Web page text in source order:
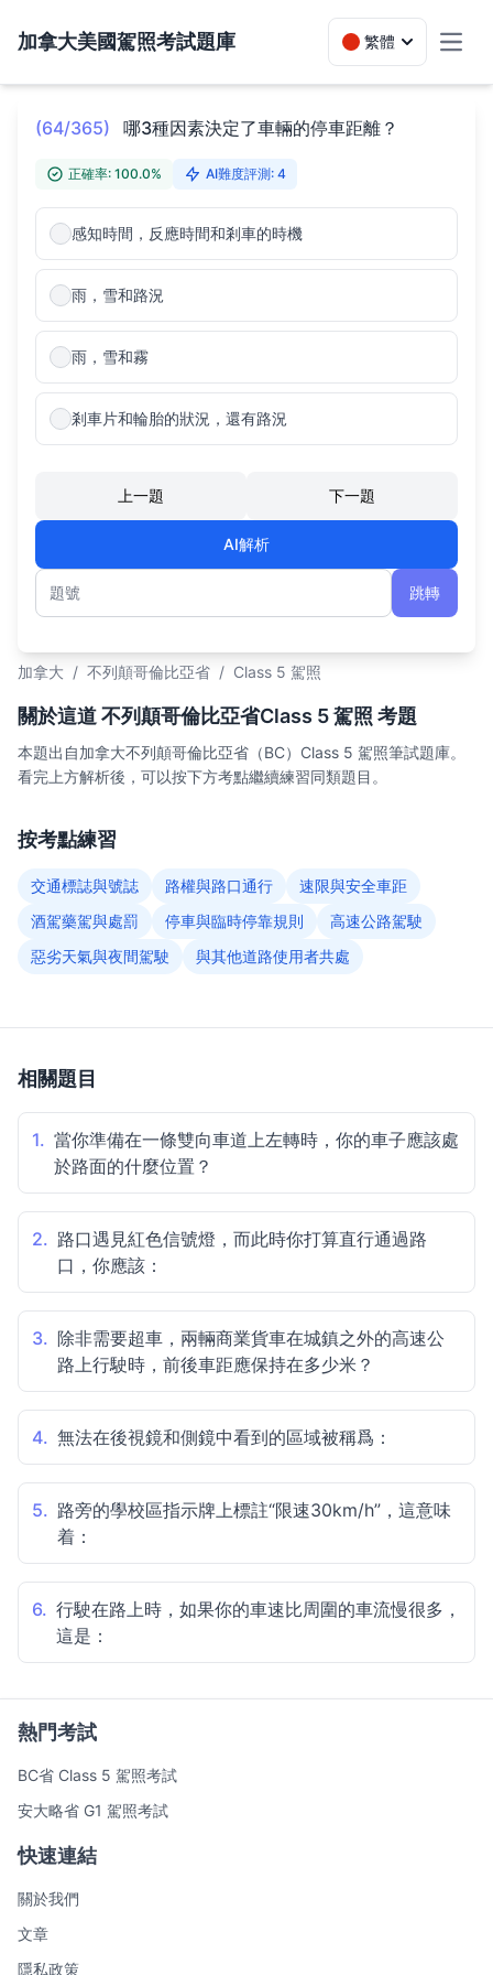
加拿大美國駕照考試題庫 繁體
(64/365) 哪3種因素決定了車輛的停車距離？
正確率: 100.0% AI難度評測: 4
感知時間，反應時間和剎車的時機
雨，雪和路況
雨，雪和霧
剎車片和輪胎的狀況，還有路況
上一題 下一題
AI解析
題號
跳轉
加拿大 / 不列顛哥倫比亞省 / Class 5 駕照
關於這道 不列顛哥倫比亞省Class 5 駕照 考題
本題出自加拿大不列顛哥倫比亞省（BC）Class 5 駕照筆試題庫。
看完上方解析後，可以按下方考點繼續練習同類題目。
按考點練習
交通標誌與號誌 路權與路口通行
速限與安全車距
酒駕藥駕與處罰
停車與臨時停靠規則
高速公路駕駛
惡劣天氣與夜間駕駛
與其他道路使用者共處
相關題目
1. 當你準備在一條雙向車道上左轉時，你的車子應該處
於路面的什麼位置？
2. 路口遇見紅色信號燈，而此時你打算直行通過路
口，你應該：
3. 除非需要超車，兩輛商業貨車在城鎮之外的高速公
路上行駛時，前後車距應保持在多少米？
4. 無法在後視鏡和側鏡中看到的區域被稱爲：
5. 路旁的學校區指示牌上標註“限速30km/h”，這意味
着：
6. 行駛在路上時，如果你的車速比周圍的車流慢很多，
這是：
熱門考試
BC省 Class 5 駕照考試
安大略省 G1 駕照考試
快速連結
關於我們
文章
隱私政策